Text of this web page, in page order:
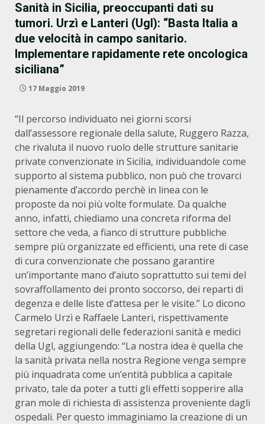
Sanità in Sicilia, preoccupanti dati su
tumori. Urzì e Lanteri (Ugl): “Basta Italia a
due velocità in campo sanitario.
Implementare rapidamente rete oncologica
siciliana”
17 Maggio 2019
“Il percorso individuato nei giorni scorsi
dall’assessore regionale della salute, Ruggero Razza,
che rivaluta il nuovo ruolo delle strutture sanitarie
private convenzionate in Sicilia, individuandole come
supporto al sistema pubblico, non può che trovarci
pienamente d’accordo perchè in linea con le
proposte da noi più volte formulate. Da qualche
anno, infatti, chiediamo una concreta riforma del
settore che veda, a fianco di strutture pubbliche
sempre più organizzate ed efficienti, una rete di case
di cura convenzionate che possano garantire
un’importante mano d’aiuto soprattutto sui temi del
sovraffollamento dei pronto soccorso, dei reparti di
degenza e delle liste d’attesa per le visite.” Lo dicono
Carmelo Urzì e Raffaele Lanteri, rispettivamente
segretari regionali delle federazioni sanità e medici
della Ugl, aggiungendo: “La nostra idea è quella che
la sanità privata nella nostra Regione venga sempre
più inquadrata come un’entità pubblica a capitale
privato, tale da poter a tutti gli effetti sopperire alla
gran mole di richiesta di assistenza proveniente dagli
ospedali. Per questo immaginiamo la creazione di un